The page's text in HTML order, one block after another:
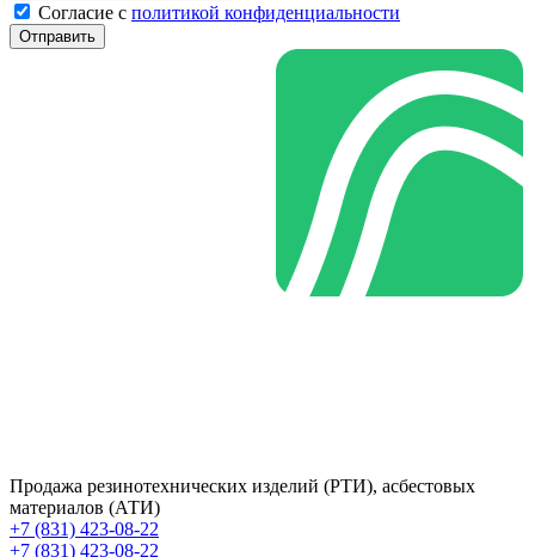
Cогласие с политикой конфиденциальности
Отправить
Продажа резинотехнических изделий (РТИ), асбестовых
материалов (АТИ)
+7 (831) 423-08-22
+7 (831) 423-08-22